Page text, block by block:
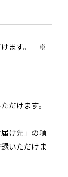
けます。 ※
だけます。
け先」の項
いただけま